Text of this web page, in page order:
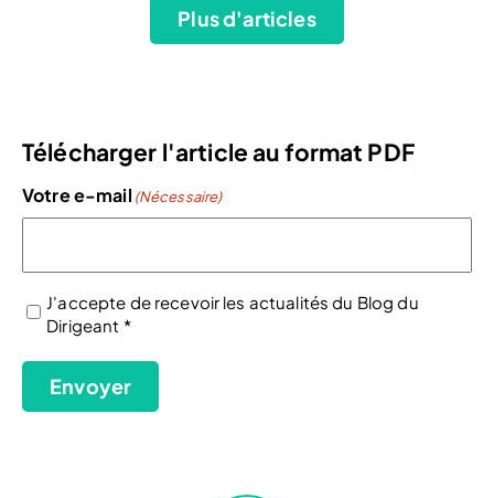
Plus d'articles
Télécharger l'article au format PDF
Votre e-mail (Nécessaire)
(Nécessaire)
J'accepte de recevoir les actualités du Blog du
Dirigeant *
Envoyer